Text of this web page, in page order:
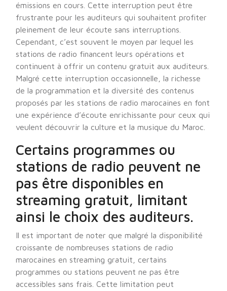
émissions en cours. Cette interruption peut être
frustrante pour les auditeurs qui souhaitent profiter
pleinement de leur écoute sans interruptions.
Cependant, c’est souvent le moyen par lequel les
stations de radio financent leurs opérations et
continuent à offrir un contenu gratuit aux auditeurs.
Malgré cette interruption occasionnelle, la richesse
de la programmation et la diversité des contenus
proposés par les stations de radio marocaines en font
une expérience d’écoute enrichissante pour ceux qui
veulent découvrir la culture et la musique du Maroc.
Certains programmes ou
stations de radio peuvent ne
pas être disponibles en
streaming gratuit, limitant
ainsi le choix des auditeurs.
Il est important de noter que malgré la disponibilité
croissante de nombreuses stations de radio
marocaines en streaming gratuit, certains
programmes ou stations peuvent ne pas être
accessibles sans frais. Cette limitation peut